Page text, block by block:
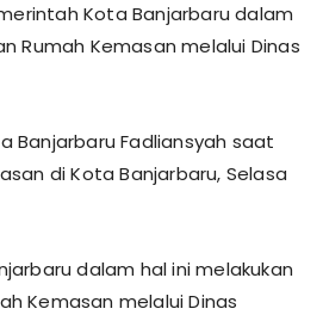
Kota Banjarbaru dalam
Rumah Kemasan melalui Dinas
Banjarbaru Fadliansyah saat
di Kota Banjarbaru, Selasa
dalam hal ini melakukan
Kemasan melalui Dinas